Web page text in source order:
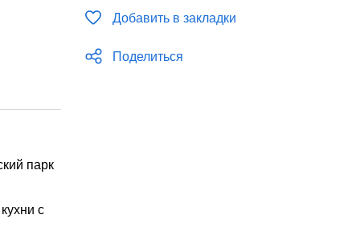
Добавить в закладки
Поделиться
парк
с